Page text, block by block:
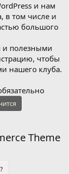
и нам
в том числе и
большого
и полезными
чтобы
нашего клуба.
Theme